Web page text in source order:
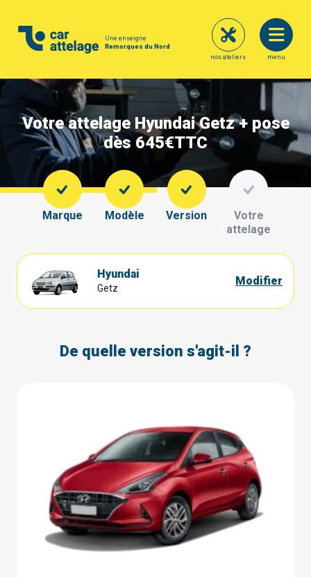
Une enseigne
Remorques du Nord
menu
nos ateliers
Votre attelage Hyundai Getz + pose
dès 645€TTC
Marque Modèle Version
Votre
attelage
Hyundai
Getz
Modifier
De quelle version s'agit-il ?